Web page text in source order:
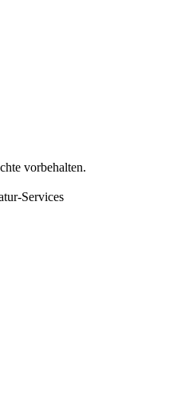
vorbehalten.
Services